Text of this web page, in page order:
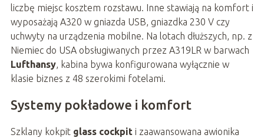
liczbę miejsc kosztem rozstawu. Inne stawiają na komfort i
wyposażają A320 w gniazda USB, gniazdka 230 V czy
uchwyty na urządzenia mobilne. Na lotach dłuższych, np. z
Niemiec do USA obsługiwanych przez A319LR w barwach
Lufthansy, kabina bywa konfigurowana wyłącznie w
klasie biznes z 48 szerokimi fotelami.
Systemy pokładowe i komfort
Szklany kokpit glass cockpiti zaawansowana awionika